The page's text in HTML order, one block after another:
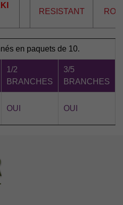
RESISTANT
en paquets de 10.
1/2
BRANCHES
3/5
BRANCHES
OUI OUI